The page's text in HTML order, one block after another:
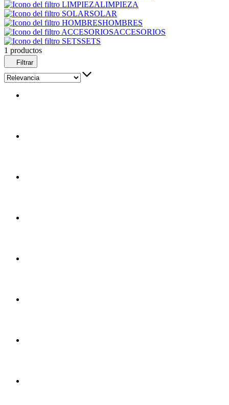
LIMPIEZA
SOLAR
HOMBRES
ACCESORIOS
SETS
1 productos
Filtrar